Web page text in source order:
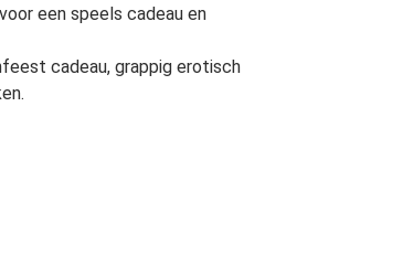
een speels cadeau en
cadeau, grappig erotisch